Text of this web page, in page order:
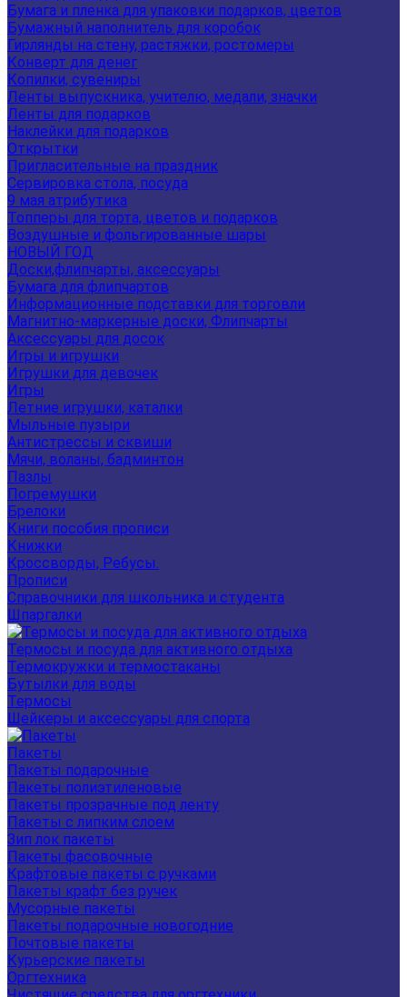
Бумага и пленка для упаковки подарков, цветов
Бумажный наполнитель для коробок
Гирлянды на стену, растяжки, ростомеры
Конверт для денег
Копилки, сувениры
Ленты выпускника, учителю, медали, значки
Ленты для подарков
Наклейки для подарков
Открытки
Пригласительные на праздник
Сервировка стола, посуда
9 мая атрибутика
Топперы для торта, цветов и подарков
Воздушные и фольгированные шары
НОВЫЙ ГОД
Доски,флипчарты, аксессуары
Бумага для флипчартов
Информационные подставки для торговли
Магнитно-маркерные доски, Флипчарты
Аксессуары для досок
Игры и игрушки
Игрушки для девочек
Игры
Летние игрушки, каталки
Мыльные пузыри
Антистрессы и сквиши
Мячи, воланы, бадминтон
Пазлы
Погремушки
Брелоки
Книги пособия прописи
Книжки
Кроссворды, Ребусы.
Прописи
Справочники для школьника и студента
Шпаргалки
Термосы и посуда для активного отдыха
Термокружки и термостаканы
Бутылки для воды
Термосы
Шейкеры и аксессуары для спорта
Пакеты
Пакеты подарочные
Пакеты полиэтиленовые
Пакеты прозрачные под ленту
Пакеты с липким слоем
Зип лок пакеты
Пакеты фасовочные
Крафтовые пакеты с ручками
Пакеты крафт без ручек
Мусорные пакеты
Пакеты подарочные новогодние
Почтовые пакеты
Курьерские пакеты
Оргтехника